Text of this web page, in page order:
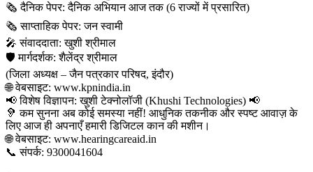
​🗞️ दैनिक पेपर: दैनिक अभियान आज तक (6 राज्यों में प्रसारित)
🗞️ साप्ताहिक पेपर: जन स्वामी
​🎤 संवाददाता: खुशी श्रीमाल
🛡️ मार्गदर्शक: शैलेंद्र श्रीमाल
(जिला अध्यक्ष – जैन पत्रकार परिषद, इंदौर)
​🌐 वेबसाइट: www.kpnindia.in
​📢 विशेष विज्ञापन: खुशी टेक्नोलॉजी (Khushi Technologies) 📢
🦻 कम सुनना अब कोई समस्या नहीं! आधुनिक तकनीक और स्पष्ट आवाज़ के
लिए आज ही अपनाएँ हमारी डिजिटल कान की मशीन।
​🌐 वेबसाइट: www.hearingcareaid.in
📞 संपर्क: 9300041604